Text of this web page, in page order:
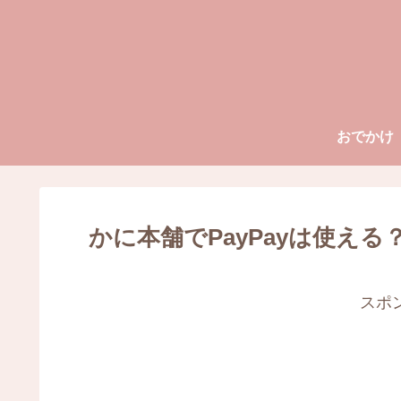
おでかけ
かに本舗でPayPayは使える
スポ